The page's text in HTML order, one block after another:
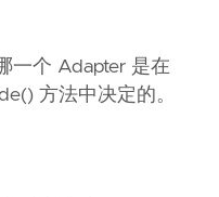
一个 Adapter 是在
方法中决定的。